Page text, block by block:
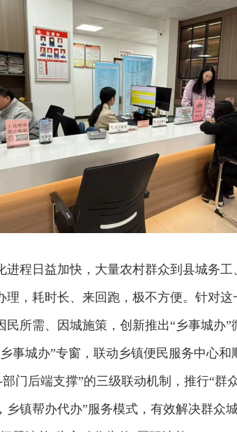
进程日益加快，大量农村群众到县城务
理，耗时长、来回跑，极不方便。针对
民所需、因城施策，创新推出“乡事城办
事城办”专窗，联动乡镇便民服务中心和
门后端支撑”的三级联动机制，推行“群
乡镇帮办代办”服务模式，有效解决群众